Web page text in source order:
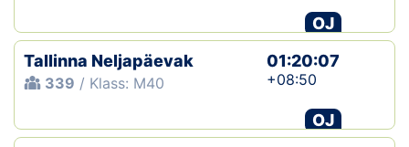
OJ
Tallinna Neljapäevak
339 / Klass: M40
01:20:07
+08:50
OJ